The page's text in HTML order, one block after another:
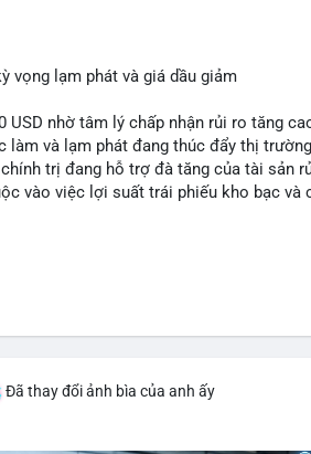
vọng lạm phát và giá dầu giảm
USD nhờ tâm lý chấp nhận rủi ro tăng
làm và lạm phát đang thúc đẩy thị
trị đang hỗ trợ đà tăng của tài sản
vào việc lợi suất trái phiếu kho bạc và
Đã thay đổi ảnh bìa của anh ấy